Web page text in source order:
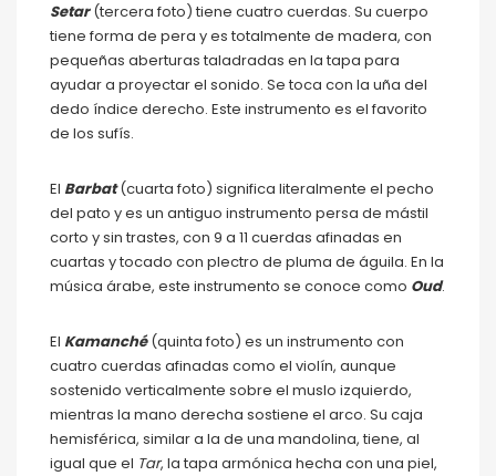
Setar(tercera foto) tiene cuatro cuerdas. Su cuerpo
tiene forma de pera y es totalmente de madera, con
pequeñas aberturas taladradas en la tapa para
ayudar a proyectar el sonido. Se toca con la uña del
dedo índice derecho. Este instrumento es el favorito
de los sufís.
El Barbat(cuarta foto) significa literalmente el pecho
del pato y es un antiguo instrumento persa de mástil
corto y sin trastes, con 9 a 11 cuerdas afinadas en
cuartas y tocado con plectro de pluma de águila. En la
música árabe, este instrumento se conoce como Oud.
El Kamanché(quinta foto) es un instrumento con
cuatro cuerdas afinadas como el violín, aunque
sostenido verticalmente sobre el muslo izquierdo,
mientras la mano derecha sostiene el arco. Su caja
hemisférica, similar a la de una mandolina, tiene, al
igual que el Tar, la tapa armónica hecha con una piel,